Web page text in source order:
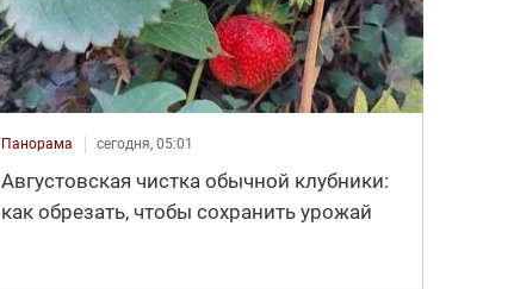
Панорама сегодня, 05:01
Августовская чистка обычной клубники:
как обрезать, чтобы сохранить урожай